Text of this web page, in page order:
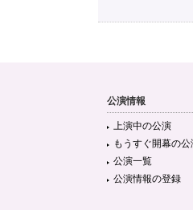
公演情報
上演中の公演
もうすぐ開幕の公
公演一覧
公演情報の登録